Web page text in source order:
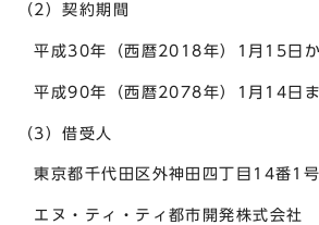
（2）契約期間
平成30年（西暦2018年）1月15日
平成90年（西暦2078年）1月14日ま
（3）借受人
東京都千代田区外神田四丁目14番1号
エヌ・ティ・ティ都市開発株式会社